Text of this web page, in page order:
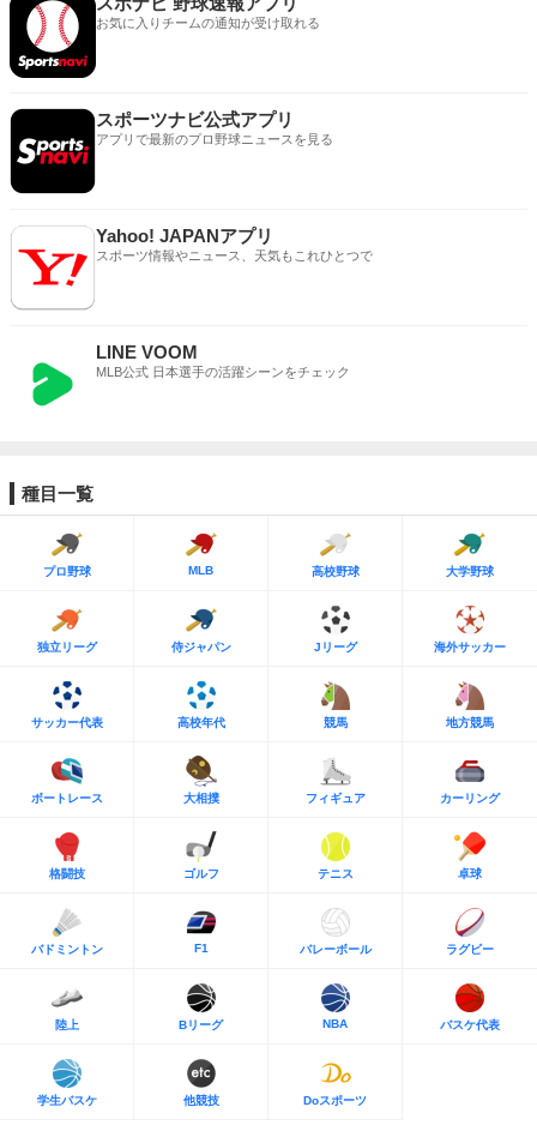
お気に入りチームの通知が受け取れる
スポーツナビ公式アプリ
アプリで最新のプロ野球ニュースを見る
Yahoo! JAPANアプリ
スポーツ情報やニュース、天気もこれひとつで
LINE VOOM
MLB公式 日本選手の活躍シーンをチェック
種目一覧
プロ野球 MLB 高校野球 大学野球
独立リーグ 侍ジャパン Jリーグ 海外サッカー
サッカー代表 高校年代 競馬 地方競馬
ボートレース 大相撲 フィギュア カーリング
格闘技 ゴルフ テニス 卓球
バドミントン F1 バレーボール ラグビー
陸上 Bリーグ NBA バスケ代表
学生バスケ 他競技 Doスポーツ